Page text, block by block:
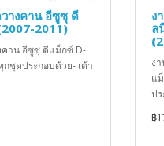
างคาน อีซูซุ ดี
2011)
คาน อีซูซุ ดีแม็กซ์ D-
กชุดประกอบด้วย- เต้า
ง
ล
ง
แ
ป
฿